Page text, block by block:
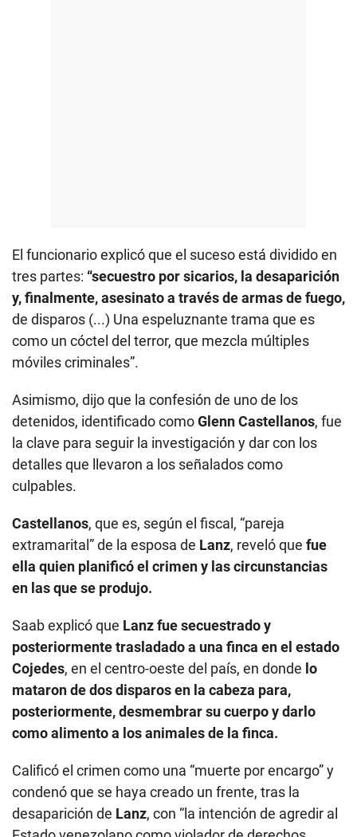
El funcionario explicó que el suceso está dividido en
tres partes: “secuestro por sicarios, la desaparición
y, finalmente, asesinato a través de armas de fuego,
de disparos (...) Una espeluznante trama que es
como un cóctel del terror, que mezcla múltiples
móviles criminales”.
Asimismo, dijo que la confesión de uno de los
detenidos, identificado comoGlenn Castellanos, fue
la clave para seguir la investigación y dar con los
detalles que llevaron a los señalados como
culpables.
Castellanos, que es, según el fiscal, “pareja
extramarital” de la esposa de Lanz, reveló que fue
ella quien planificó el crimen y las circunstancias
en las que se produjo.
Saab explicó que Lanz fue secuestrado y
posteriormente trasladado a una finca en el estado
Cojedes, en el centro-oeste del país, en donde lo
mataron de dos disparos en la cabeza para,
posteriormente, desmembrar su cuerpo y darlo
como alimento a los animales de la finca.
Calificó el crimen como una “muerte por encargo” y
condenó que se haya creado un frente, tras la
desaparición de Lanz, con “la intención de agredir al